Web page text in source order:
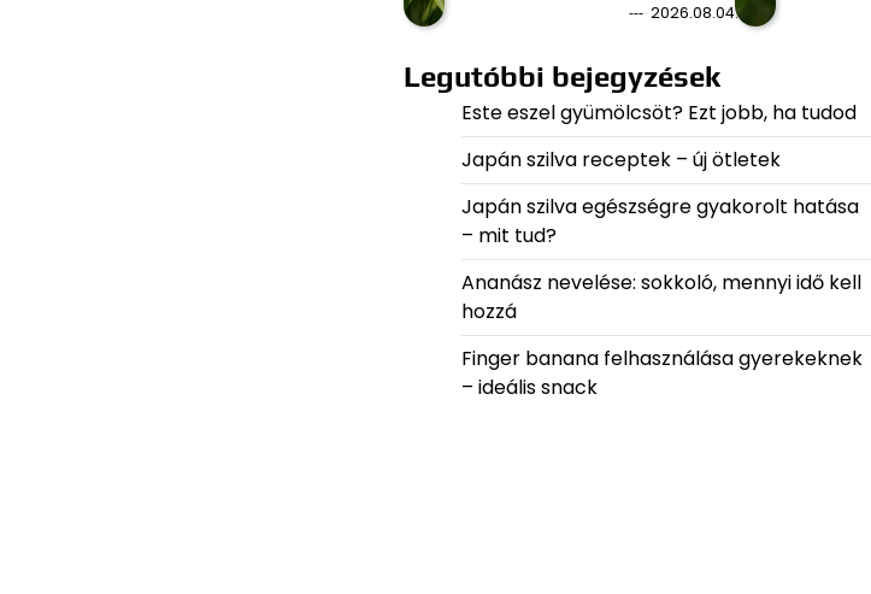
2026.08.04.
Legutóbbi bejegyzések
Este eszel gyümölcsöt? Ezt jobb, ha tudod
Japán szilva receptek – új ötletek
Japán szilva egészségre gyakorolt hatása
– mit tud?
Ananász nevelése: sokkoló, mennyi idő kell
hozzá
Finger banana felhasználása gyerekeknek
– ideális snack